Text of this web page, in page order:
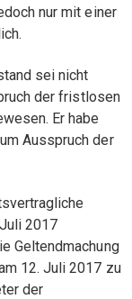
nur mit einer
sei nicht
der fristlosen
Er habe
Ausspruch der
2017
Geltendmachung
12. Juli 2017 zu
der